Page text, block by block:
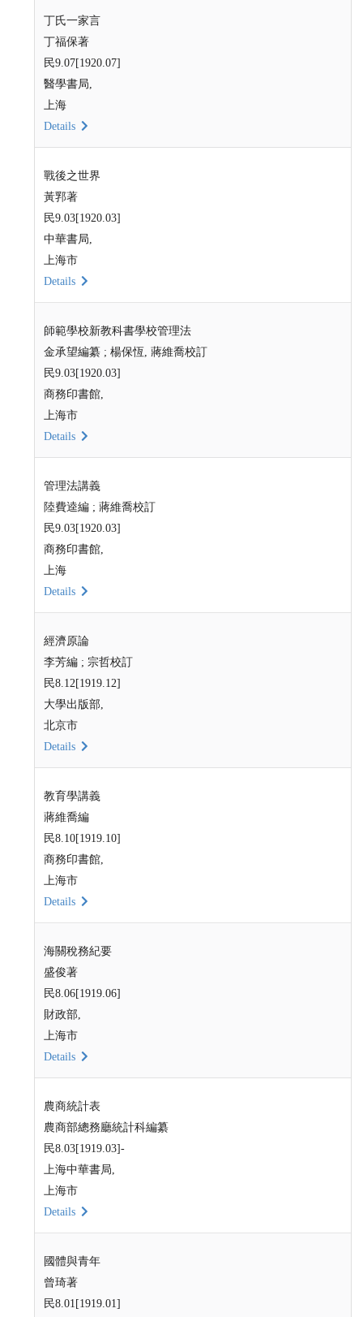
丁氏一家言
丁福保著
民9.07[1920.07]
醫學書局,
上海
Details
戰後之世界
黃郛著
民9.03[1920.03]
中華書局,
上海市
Details
師範學校新教科書學校管理法
金承望編纂 ; 楊保恆, 蔣維喬校訂
民9.03[1920.03]
商務印書館,
上海市
Details
管理法講義
陸費逵編 ; 蔣維喬校訂
民9.03[1920.03]
商務印書館,
上海
Details
經濟原論
李芳編 ; 宗哲校訂
民8.12[1919.12]
大學出版部,
北京市
Details
教育學講義
蔣維喬編
民8.10[1919.10]
商務印書館,
上海市
Details
海關稅務紀要
盛俊著
民8.06[1919.06]
財政部,
上海市
Details
農商統計表
農商部總務廳統計科編纂
民8.03[1919.03]-
上海中華書局,
上海市
Details
國體與青年
曾琦著
民8.01[1919.01]